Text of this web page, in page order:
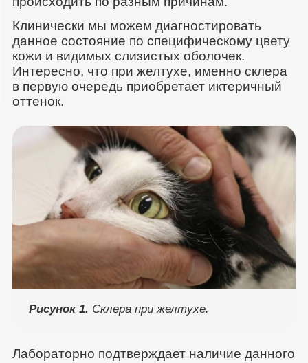
Клинически мы можем диагностировать
данное состояние по специфическому цвету
кожи и видимых слизистых оболочек.
Интересно, что при желтухе, именно склера
в первую очередь приобретает иктеричный
оттенок.
Рисунок 1. Склера при желтухе.
Лабораторно подтверждает наличие данного